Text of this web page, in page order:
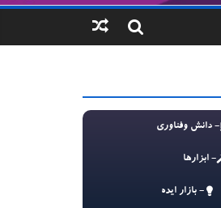
- دانش وفناوری
- ابزارها
- بازار ایده